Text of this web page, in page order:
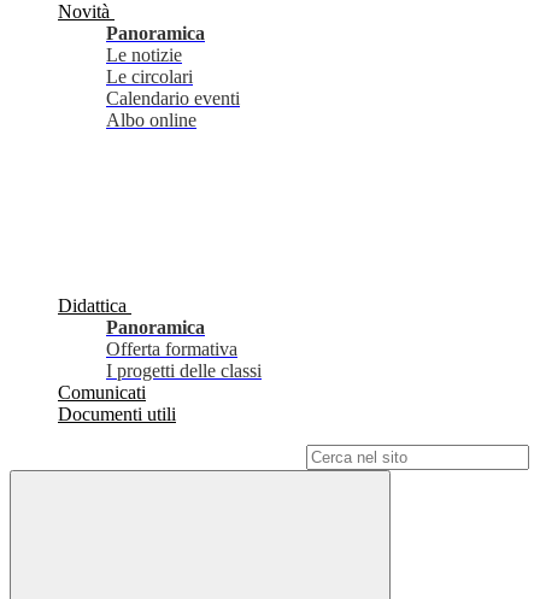
Novità
Panoramica
Le notizie
Le circolari
Calendario eventi
Albo online
Didattica
Panoramica
Offerta formativa
I progetti delle classi
Comunicati
Documenti utili